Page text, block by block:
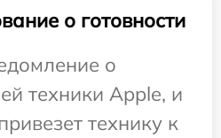
о готовности
о
техники Apple, и
технику к